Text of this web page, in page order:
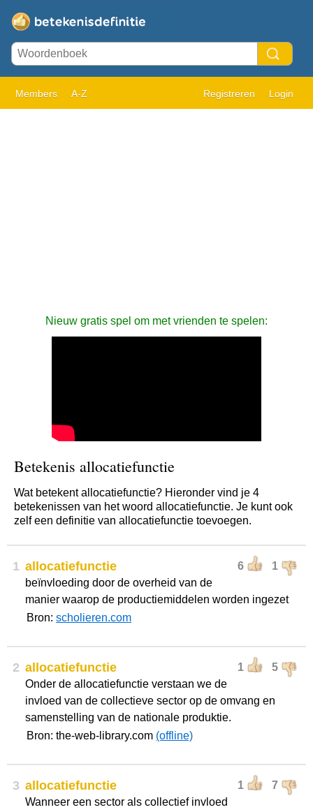
Members A-Z Registreren Login
Nieuw gratis spel om met vrienden te spelen:
Betekenis allocatiefunctie
Wat betekent allocatiefunctie? Hieronder vind je 4
betekenissen van het woord allocatiefunctie. Je kunt ook
zelf een definitie van allocatiefunctie toevoegen.
1 6 1
allocatiefunctie
beïnvloeding door de overheid van de
manier waarop de productiemiddelen worden ingezet
Bron: scholieren.com
2 1 5
allocatiefunctie
Onder de allocatiefunctie verstaan we de
invloed van de collectieve sector op de omvang en
samenstelling van de nationale produktie.
Bron: the-web-library.com (offline)
3 1 7
allocatiefunctie
Wanneer een sector als collectief invloed